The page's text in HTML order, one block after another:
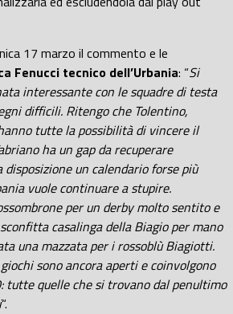
17 marzo il commento e le
Fenucci tecnico dell’Urbania: “Si
interessante con le squadre di testa
difficili. Ritengo che Tolentino,
tutte la possibilità di vincere il
ha un gap da recuperare
un calendario forse più
vuole continuare a stupire.
per un derby molto sentito e
casalinga della Biagio per mano
una mazzata per i rossoblù Biagiotti.
sono ancora aperti e coinvolgono
tutte quelle che si trovano dal penultimo
“.